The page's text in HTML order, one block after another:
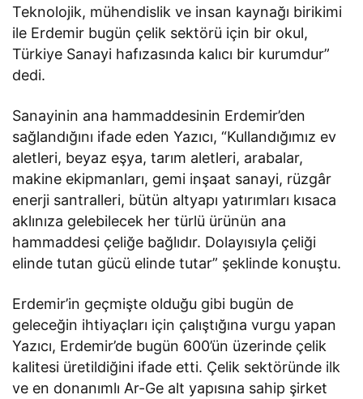
Teknolojik, mühendislik ve insan kaynağı birikimi
ile Erdemir bugün çelik sektörü için bir okul,
Türkiye Sanayi hafızasında kalıcı bir kurumdur”
dedi.
Sanayinin ana hammaddesinin Erdemir’den
sağlandığını ifade eden Yazıcı, “Kullandığımız ev
aletleri, beyaz eşya, tarım aletleri, arabalar,
makine ekipmanları, gemi inşaat sanayi, rüzgâr
enerji santralleri, bütün altyapı yatırımları kısaca
aklınıza gelebilecek her türlü ürünün ana
hammaddesi çeliğe bağlıdır. Dolayısıyla çeliği
elinde tutan gücü elinde tutar” şeklinde konuştu.
Erdemir’in geçmişte olduğu gibi bugün de
geleceğin ihtiyaçları için çalıştığına vurgu yapan
Yazıcı, Erdemir’de bugün 600’ün üzerinde çelik
kalitesi üretildiğini ifade etti. Çelik sektöründe ilk
ve en donanımlı Ar-Ge alt yapısına sahip şirket